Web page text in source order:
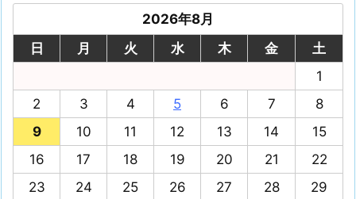
2026年8月
日
月 火 水 木 金
土
1
2
3 4 5 6 7
8
9
10 11 12 13 14
15
16
17 18 19 20 21
22
23
24 25 26 27 28
29